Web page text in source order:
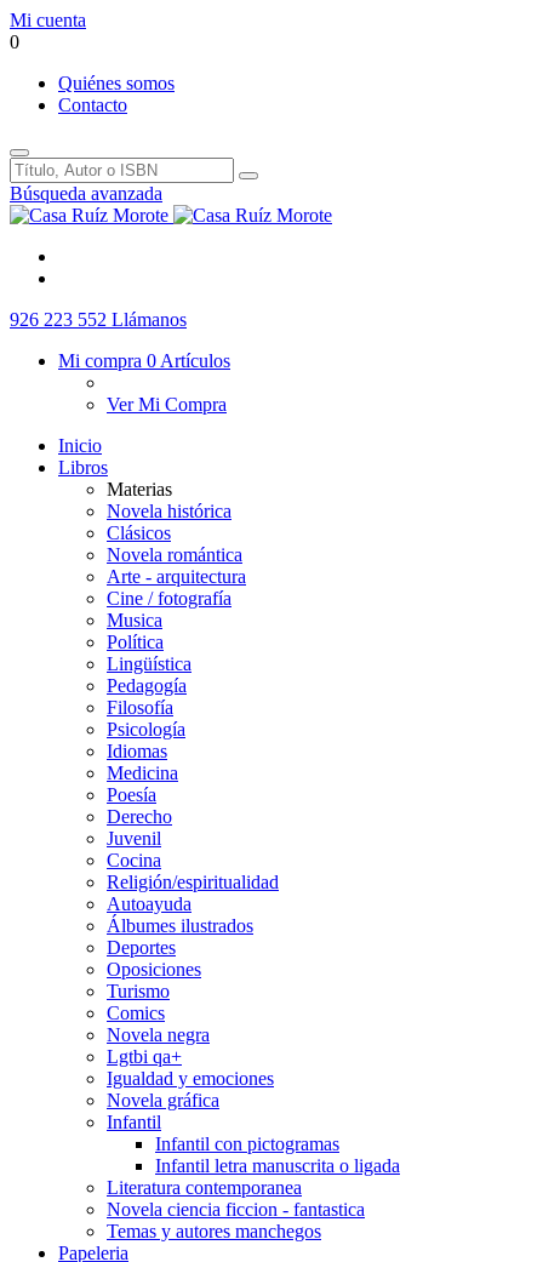
Mi cuenta
0
Quiénes somos
Contacto
Búsqueda avanzada
926 223 552 Llámanos
Mi compra 0 Artículos
Ver Mi Compra
Inicio
Libros
Materias
Novela histórica
Clásicos
Novela romántica
Arte - arquitectura
Cine / fotografía
Musica
Política
Lingüística
Pedagogía
Filosofía
Psicología
Idiomas
Medicina
Poesía
Derecho
Juvenil
Cocina
Religión/espiritualidad
Autoayuda
Álbumes ilustrados
Deportes
Oposiciones
Turismo
Comics
Novela negra
Lgtbi qa+
Igualdad y emociones
Novela gráfica
Infantil
Infantil con pictogramas
Infantil letra manuscrita o ligada
Literatura contemporanea
Novela ciencia ficcion - fantastica
Temas y autores manchegos
Papeleria